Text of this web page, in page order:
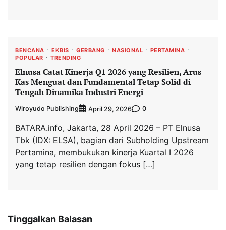
BENCANA EKBIS GERBANG NASIONAL
PERTAMINA
POPULAR
TRENDING
Elnusa Catat Kinerja Q1 2026 yang Resilien, Arus
Kas Menguat dan Fundamental Tetap Solid di
Tengah Dinamika Industri Energi
Wiroyudo Publishing April 29, 2026 0
BATARA.info, Jakarta, 28 April 2026 – PT Elnusa
Tbk (IDX: ELSA), bagian dari Subholding Upstream
Pertamina, membukukan kinerja Kuartal I 2026
yang tetap resilien dengan fokus […]
Tinggalkan Balasan